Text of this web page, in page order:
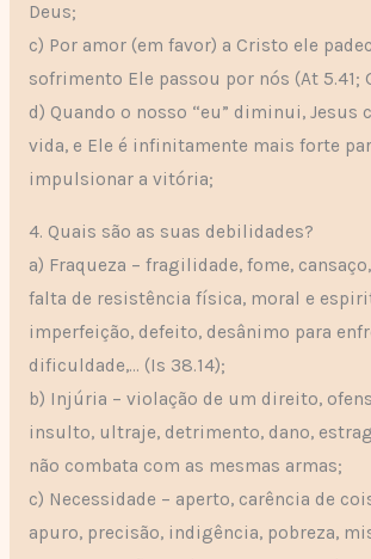
Deus;
c) Por amor (em favor) a Cristo ele
sofrimento Ele passou por nós (At 5.41;
d) Quando o nosso “eu” diminui, Jesus
vida, e Ele é infinitamente mais forte
impulsionar a vitória;
4. Quais são as suas debilidades?
a) Fraqueza – fragilidade, fome,
falta de resistência física, moral e
imperfeição, defeito, desânimo para
dificuldade,… (Is 38.14);
b) Injúria – violação de um direito,
insulto, ultraje, detrimento, dano,
não combata com as mesmas armas;
c) Necessidade – aperto, carência de
apuro, precisão, indigência, pobreza,